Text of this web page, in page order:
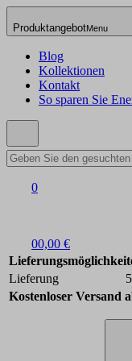
ProduktangebotMenu
Blog
Kollektionen
Kontakt
So sparen Sie
0
00,00 €
Lieferung
Kostenloser Versand